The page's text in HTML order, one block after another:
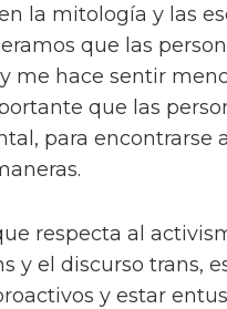
la mitología y las
que las
me hace sentir
que las
para encontrarse
respecta al
y el discurso trans,
y estar